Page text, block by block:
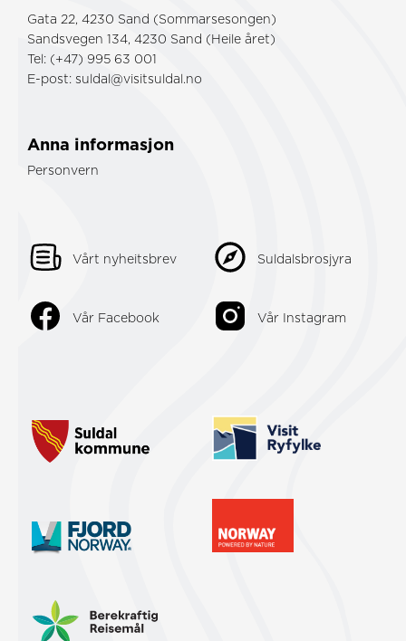
Gata 22, 4230 Sand (Sommarsesongen)
Sandsvegen 134, 4230 Sand (Heile året)
Tel: (+47) 995 63 001
E-post: suldal@visitsuldal.no
Anna informasjon
Personvern
Vårt nyheitsbrev Suldalsbrosjyra
Vår Facebook Vår Instagram